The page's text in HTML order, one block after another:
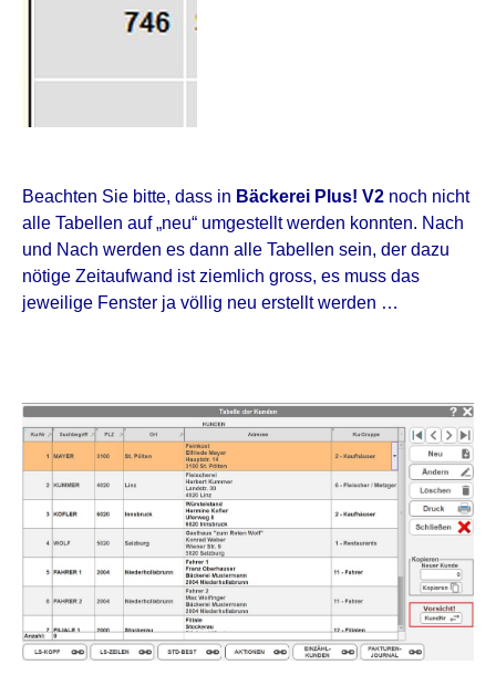
Beachten Sie bitte, dass in Bäckerei Plus! V2 noch nicht
alle Tabellen auf „neu“ umgestellt werden konnten. Nach
und Nach werden es dann alle Tabellen sein, der dazu
nötige Zeitaufwand ist ziemlich gross, es muss das
jeweilige Fenster ja völlig neu erstellt werden …